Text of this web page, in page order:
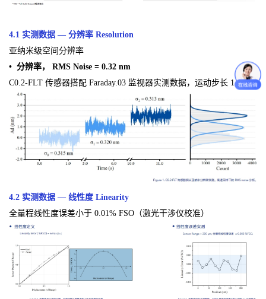
4.1 实测数据 — 分辨率 Resolution
亚纳米级空间分辨率
• 分辨率， RMS Noise = 0.32 nm
C0.2-FLT 传感器搭配 Faraday.03 监视器实测数据，运动步长 1 nm
4.2 实测数据 — 线性度 Linearity
全量程线性度误差小于 0.01% FSO（激光干涉仪校准）